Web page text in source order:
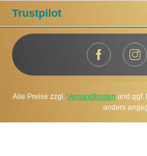
Trustpilot
Alle Preise zzgl. Versandkosten und ggf.
anders